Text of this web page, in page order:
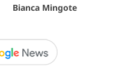
Bianca Mingote